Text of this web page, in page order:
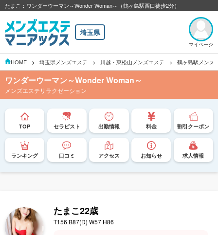
たまこ：ワンダーウーマン～Wonder Woman～（鶴ヶ島駅西口徒歩2分）
埼玉県
マイページ
HOME 埼玉県メンズエステ 川越・東松山メンズエステ 鶴ヶ島駅メンズ
ワンダーウーマン～Wonder Woman～
メンズエステリラクゼーション
TOP セラピスト 出勤情報 料金 割引クーポン
ランキング 口コミ アクセス お知らせ 求人情報
たまこ22歳
T156 B87(D) W57 H86